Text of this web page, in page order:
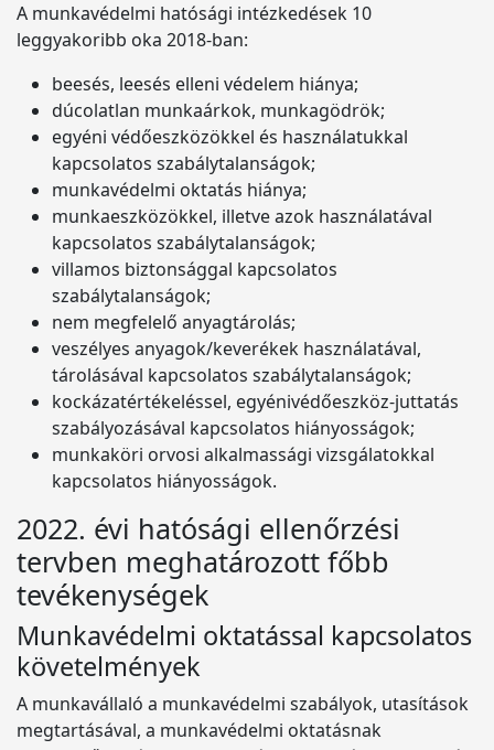
A munkavédelmi hatósági intézkedések 10
leggyakoribb oka 2018-ban:
beesés, leesés elleni védelem hiánya;
dúcolatlan munkaárkok, munkagödrök;
egyéni védőeszközökkel és használatukkal
kapcsolatos szabálytalanságok;
munkavédelmi oktatás hiánya;
munkaeszközökkel, illetve azok használatával
kapcsolatos szabálytalanságok;
villamos biztonsággal kapcsolatos
szabálytalanságok;
nem megfelelő anyagtárolás;
veszélyes anyagok/keverékek használatával,
tárolásával kapcsolatos szabálytalanságok;
kockázatértékeléssel, egyénivédőeszköz-juttatás
szabályozásával kapcsolatos hiányosságok;
munkaköri orvosi alkalmassági vizsgálatokkal
kapcsolatos hiányosságok.
2022. évi hatósági ellenőrzési
tervben meghatározott főbb
tevékenységek
Munkavédelmi oktatással kapcsolatos
követelmények
A munkavállaló a munkavédelmi szabályok, utasítások
megtartásával, a munkavédelmi oktatásnak